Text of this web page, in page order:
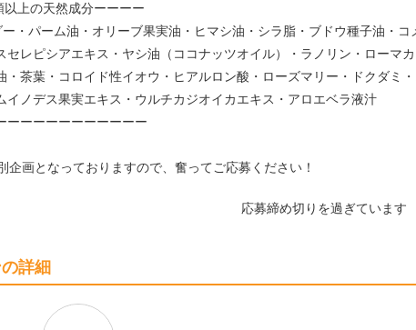
上の天然成分ーーーー
ー・パーム油・オリーブ果実油・ヒマシ油・シラ脂・ブドウ種子油・コ
セレピシアエキス・ヤシ油（ココナッツオイル）・ラノリン・ローマ
・茶葉・コロイド性イオウ・ヒアルロン酸・ローズマリー・ドクダミ
イノデス果実エキス・ウルチカジオイカエキス・アロエベラ液汁
ーーーーーーーーーーー
企画となっておりますので、奮ってご応募ください！
応募締め切りを過ぎています
詳細